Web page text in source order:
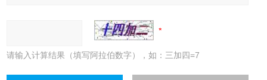
请输入计算结果（填写阿拉伯数字），如：三加四=7